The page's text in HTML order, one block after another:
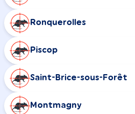
Ronquerolles
Piscop
Saint-Brice-sous-Forêt
Montmagny